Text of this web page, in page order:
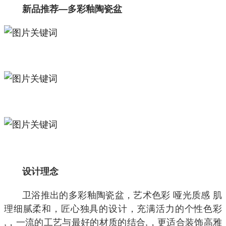
新品推荐—多彩釉陶瓷盆
设计理念
卫浴推出的多彩釉陶瓷盆，艺术色彩 哑光质感 肌
理细腻柔和，匠心独具的设计，充满活力的个性色彩
,，一流的工艺与最好的材质的结合,，更适合装饰高雅